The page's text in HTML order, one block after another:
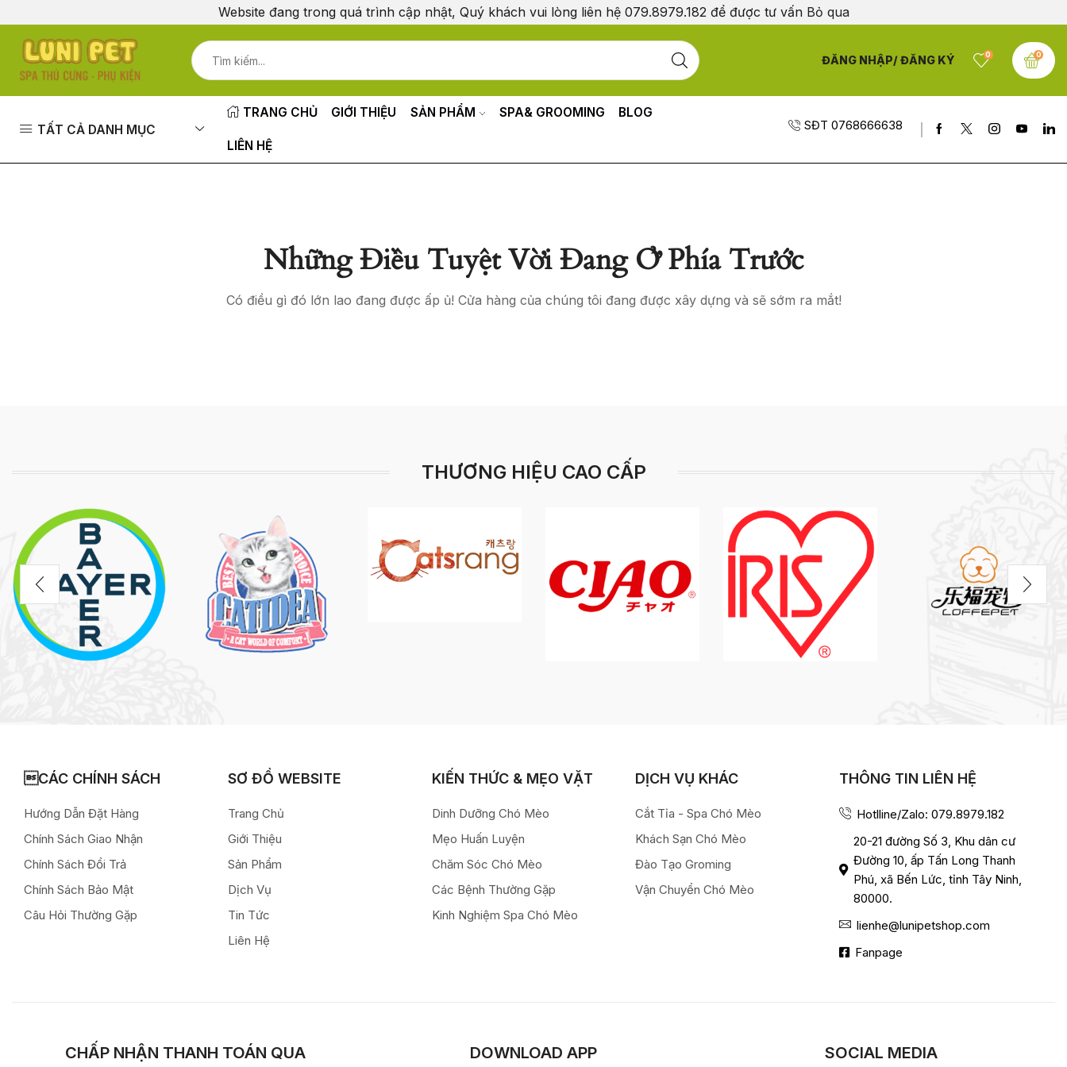
Website đang trong quá trình cập nhật, Quý khách vui lòng liên hệ 079.8979.182 để được tư vấn Bỏ qua
ĐĂNG NHẬP/ ĐĂNG KÝ 0 0
TẤT CẢ DANH MỤC
TRANG CHỦ GIỚI THIỆU SẢN PHẨM SPA& GROOMING BLOG
LIÊN HỆ
SĐT 0768666638
Những Điều Tuyệt Vời Đang Ở Phía Trước
Có điều gì đó lớn lao đang được ấp ủ! Cửa hàng của chúng tôi đang được xây dựng và sẽ sớm ra mắt!
THƯƠNG HIỆU CAO CẤP
CÁC CHÍNH SÁCH
Hướng Dẫn Đặt Hàng
Chính Sách Giao Nhận
Chính Sách Đổi Trả
Chính Sách Bảo Mật
Câu Hỏi Thường Gặp
SƠ ĐỒ WEBSITE
Trang Chủ
Giới Thiệu
Sản Phẩm
Dịch Vụ
Tin Tức
Liên Hệ
KIẾN THỨC & MẸO VẶT
Dinh Dưỡng Chó Mèo
Mẹo Huấn Luyện
Chăm Sóc Chó Mèo
Các Bệnh Thường Gặp
Kinh Nghiệm Spa Chó Mèo
DỊCH VỤ KHÁC
Cắt Tỉa - Spa Chó Mèo
Khách Sạn Chó Mèo
Đào Tạo Groming
Vận Chuyển Chó Mèo
THÔNG TIN LIÊN HỆ
Hotlline/Zalo: 079.8979.182
20-21 đường Số 3, Khu dân cư
Đường 10, ấp Tấn Long Thanh
Phú, xã Bến Lức, tỉnh Tây Ninh,
80000.
lienhe@lunipetshop.com
Fanpage
CHẤP NHẬN THANH TOÁN QUA DOWNLOAD APP SOCIAL MEDIA